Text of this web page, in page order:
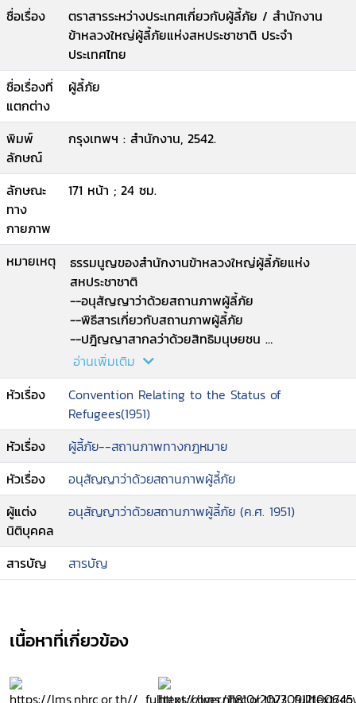
ชื่อเรื่อง
ตราสารระหว่างประเทศเกี่ยวกับผู้ลี้ภัย / สำนักงาน
ข้าหลวงใหญ่ผู้ลี้ภัยแห่งสหประชาชาติ ประจำ
ประเทศไทย
ชื่อเรื่องที่
แตกต่าง
ผู้ลี้ภัย
พิมพ์
ลักษณ์
กรุงเทพฯ : สำนักงาน, 2542.
ลักษณะ
ทาง
กายภาพ
171 หน้า ; 24 ซม.
หมายเหตุ
ธรรมนูญของสำนักงานข้าหลวงใหญ่ผู้ลี้ภัยแห่ง
สหประชาชาติ
--อนุสัญญาว่าด้วยสถานภาพผู้ลี้ภัย
--พิธีสารเกี่ยวกับสถานภาพผู้ลี้ภัย
--ปฎิญญาสากลว่าด้วยสิทธิมนุษยชน
--กติการะหว่างประเทศว่าสิทธิพลเรือนและสิทธิทางการ
เมือง
--กติการะหว่างประเทศว่าด้วยสิทธิทางเศรษฐกิจ
สังคม และวัฒนธรรม
--อนุสัญญาว่าด้วยสิทธิเด็ก
--อนุสัญญาองค์การรัฐเอกภาพแห่งภาคพื้นทวีป
แอฟริกาว่าด้วยการใช้บังคับในลักษณะเฉพาะของปัญหา
ผู้ลี้ภัยในภาคพื้นทวีปแอฟริกา
--หลักการที่เกี่ยวกับการแฏิบัติต่อผู้ลี้ภัย
--ข้อสรุปของการประชุมคณะกรรมการบริหาร
อ่านเพิ่มเติม
หัวเรื่อง
Convention Relating to the Status of
Refugees(1951)
หัวเรื่อง
ผู้ลี้ภัย--สถานภาพทางกฎหมาย
หัวเรื่อง
อนุสัญญาว่าด้วยสถานภาพผู้ลี้ภัย
ผู้แต่ง
นิติบุคคล
อนุสัญญาว่าด้วยสถานภาพผู้ลี้ภัย (ค.ศ. 1951)
สารบัญ สารบัญ
เนื้อหาที่เกี่ยวข้อง